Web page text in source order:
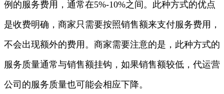
例的服务费用，通常在5%-10%之间。此种方式的优点
是收费明确，商家只需要按照销售额来支付服务费用，
不会出现额外的费用。商家需要注意的是，此种方式的
服务质量通常与销售额挂钩，如果销售额较低，代运营
公司的服务质量也可能会相应下降。